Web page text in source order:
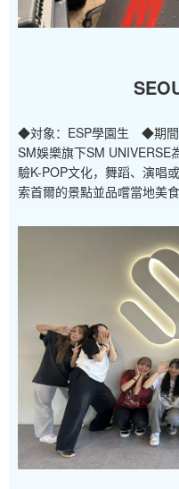
◆対象：ESP學園生 ◆
SM娛樂旗下SM UNIVERSE
驗K-POP文化，舞蹈、演唱
索首爾的景點並品嚐當地美食